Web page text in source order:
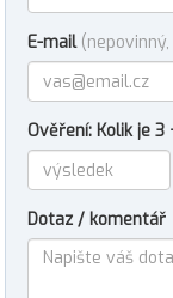
E-mail
Ověření: Kolik je 3
Dotaz / komentář